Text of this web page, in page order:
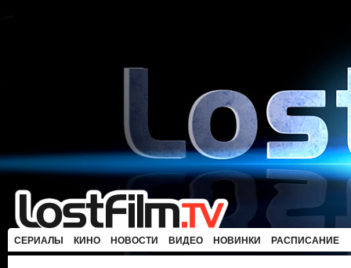
СЕРИАЛЫ КИНО НОВОСТИ ВИДЕО НОВИНКИ РАСПИСАНИЕ